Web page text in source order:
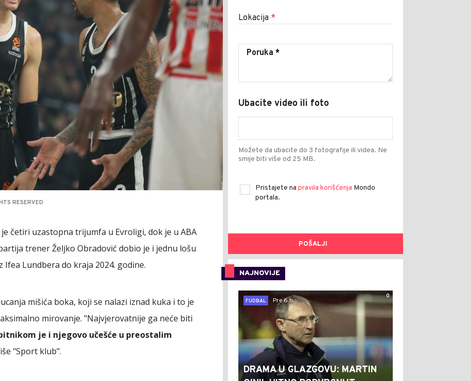
RESERVED
četiri uzastopna trijumfa u Evroligi, dok je u ABA
trener Željko Obradović dobio je i jednu lošu
Lundbera do kraja 2024. godine.
mišića boka, koji se nalazi iznad kuka i to je
mirovanje. "Najvjerovatnije ga neće biti
je i njegovo učešće u preostalim
"Sport klub".
Lokacija *
Ubacite video ili foto
Možete da ubacite do 3 fotografije ili videa. Ne
smije biti više od 25 MB.
Pristajete na pravila korišćenja Mondo
portala.
POŠALJI
NAJNOVIJE
0
FUDBAL
Pre 6 h
DRAMA U GLAZGOVU: MARTIN